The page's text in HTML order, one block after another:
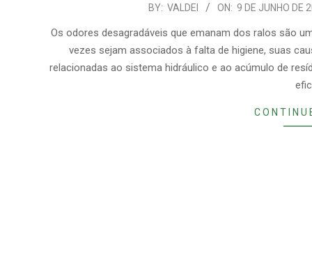
BY: VALDEI ON: 9 DE JUNHO DE
Os odores desagradáveis que emanam dos ralos são
vezes sejam associados à falta de higiene, suas
relacionadas ao sistema hidráulico e ao acúmulo de